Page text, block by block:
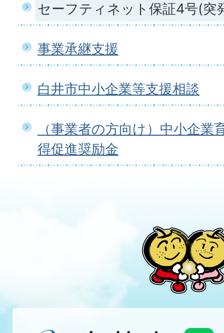
セーフティネット保証4号(突
事業承継支援
白井市中小企業等支援相談
（事業者の方向け）中小企業
得促進奨励金